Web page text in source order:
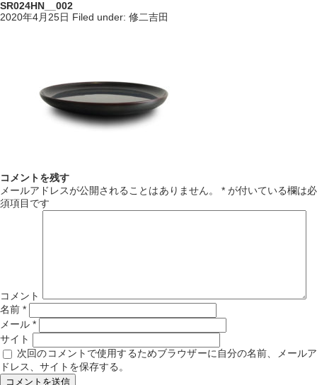
SR024HN__002
2020年4月25日 Filed under: 修二吉田
コメントを残す
メールアドレスが公開されることはありません。
*が付いている欄は必
須項目です
コメント
名前 *
メール *
サイト
次回のコメントで使用するためブラウザーに自分の名前、メールア
ドレス、サイトを保存する。